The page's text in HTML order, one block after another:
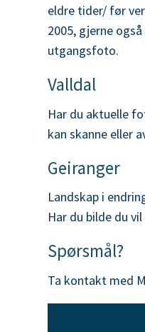
eldre tider/ før
2005, gjerne
utgangsfoto.
Valldal
Har du aktuelle
kan skanne eller
Geiranger
Landskap i
Har du bilde du
Spørsmål?
Ta kontakt med